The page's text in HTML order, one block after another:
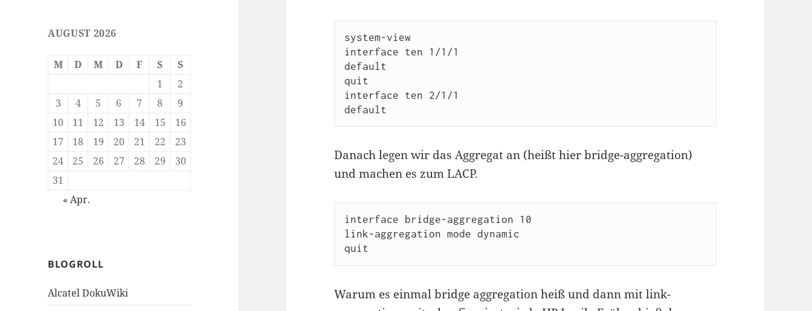
AUGUST 2026
M D M D F S
S
1
2
3
4 5 6 7 8
9
10
11 12 13 14 15
16
17
18 19 20 21 22
23
24
25 26 27 28 29
30
31
« Apr.
BLOGROLL
Alcatel DokuWiki
system-view
interface ten 1/1/1
default
quit
interface ten 2/1/1
Danach legen wir das Aggregat an (heißt hier bridge-aggregation)
und machen es zum LACP.
interface bridge-aggregation 10
link-aggregation mode dynamic
Warum es einmal bridge aggregation heiß und dann mit link-